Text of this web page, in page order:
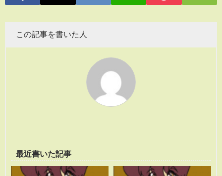
この記事を書いた人
最近書いた記事